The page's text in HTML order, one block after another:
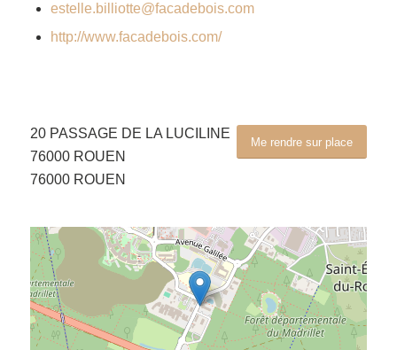
estelle.billiotte@facadebois.com
http://www.facadebois.com/
Me rendre sur place
20 PASSAGE DE LA LUCILINE
76000 ROUEN
76000 ROUEN